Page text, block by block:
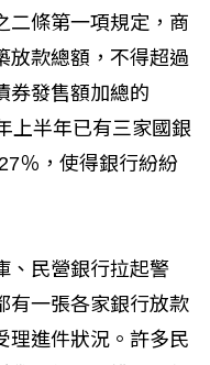
二條第一項規定，商
放款總額，不得超過
券發售額加總的
上半年已有三家國銀
％，使得銀行紛紛
、民營銀行拉起警
有一張各家銀行放款
理進件狀況。許多民